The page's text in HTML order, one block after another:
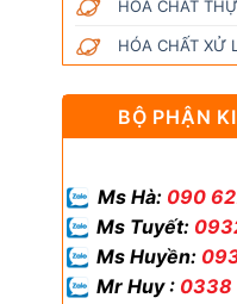
HÓA CHẤT
HÓA CHẤT XỬ
BỘ PHẬN
Ms Hà: 090
Ms Tuyết:
Ms Huyền:
Mr Huy : 0338